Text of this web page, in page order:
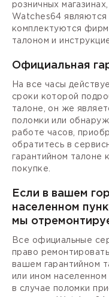
розничных
Watches64 являются
комплектуются
талоном и
Официальная
На все часы
сроки которой
талоне, он же
поломки или
работе часов,
обратитесь в
гарантийном талоне
покупке.
Если в вашем
населенном
мы
Все официальные
право
вашем гарантийном
или ином населенном
в случае поломки